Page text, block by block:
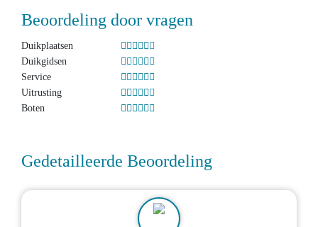
Beoordeling door vragen
Duikplaatsen
Duikgidsen
Service
Uitrusting
Boten
Gedetailleerde Beoordeling